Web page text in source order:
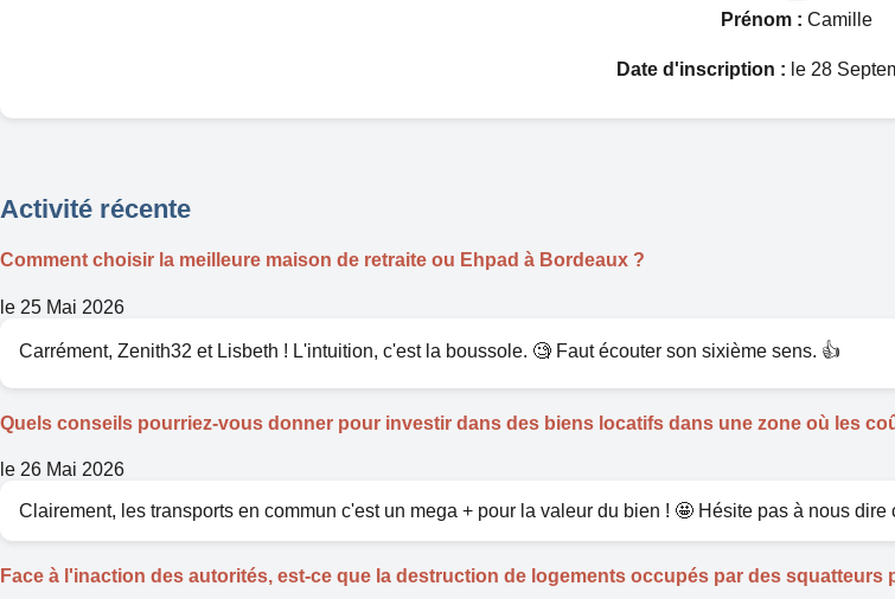
Prénom : Camille
Date d'inscription : le 28
Activité récente
Comment choisir la meilleure maison de retraite ou Ehpad à Bordeaux ?
le 25 Mai 2026
Carrément, Zenith32 et Lisbeth ! L'intuition, c'est la boussole. 🧐 Faut écouter son sixième sens. 👍
Quels conseils pourriez-vous donner pour investir dans des biens locatifs dans une zone où les
le 26 Mai 2026
Clairement, les transports en commun c'est un mega + pour la valeur du bien ! 🤩 Hésite pas à nous dire
Face à l'inaction des autorités, est-ce que la destruction de logements occupés par des